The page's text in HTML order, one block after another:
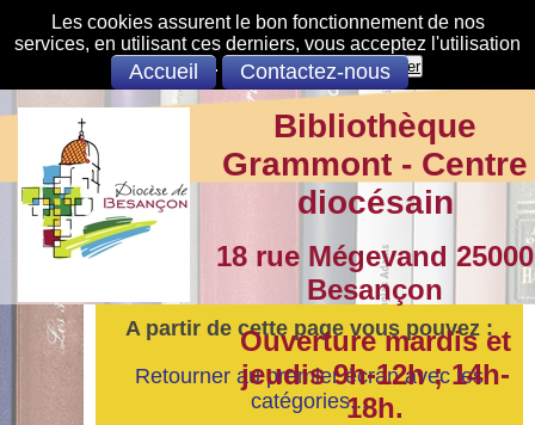
Les cookies assurent le bon fonctionnement de nos
services, en utilisant ces derniers, vous acceptez l'utilisation
des cookies.
S'opposer Accepter
Accueil Contactez-nous
A partir de cette page vous pouvez :
Retourner au premier écran avec les
catégories...
Bibliothèque
Grammont - Centre
diocésain
18 rue Mégevand 25000
Besançon
Ouverture mardis et
jeudis 9h-12h ; 14h-
18h.